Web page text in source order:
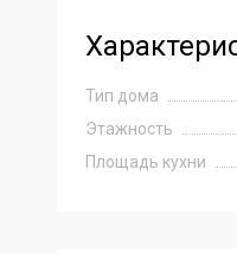
Тип дома
Этажность
Площадь кухни